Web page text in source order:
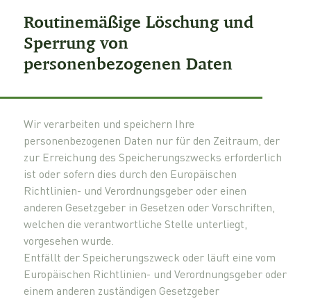
Routinemäßige Löschung und
Sperrung von
personenbezogenen Daten
Wir verarbeiten und speichern Ihre
personenbezogenen Daten nur für den Zeitraum, der
zur Erreichung des Speicherungszwecks erforderlich
ist oder sofern dies durch den Europäischen
Richtlinien- und Verordnungsgeber oder einen
anderen Gesetzgeber in Gesetzen oder Vorschriften,
welchen die verantwortliche Stelle unterliegt,
vorgesehen wurde.
Entfällt der Speicherungszweck oder läuft eine vom
Europäischen Richtlinien- und Verordnungsgeber oder
einem anderen zuständigen Gesetzgeber